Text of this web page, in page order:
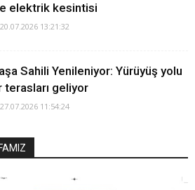
elektrik kesintisi
20.07.2026 13:21:32
Sahili Yenileniyor: Yürüyüş yolu
terasları geliyor
27.07.2026 11:54:24